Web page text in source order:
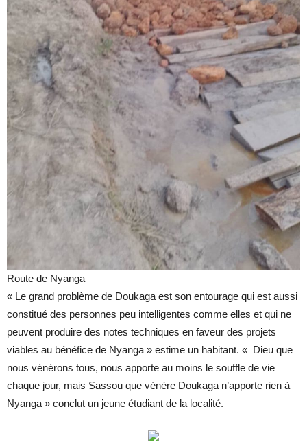
Route de Nyanga
« Le grand problème de Doukaga est son entourage qui est aussi
constitué des personnes peu intelligentes comme elles et qui ne
peuvent produire des notes techniques en faveur des projets
viables au bénéfice de Nyanga » estime un habitant. « Dieu que
nous vénérons tous, nous apporte au moins le souffle de vie
chaque jour, mais Sassou que vénère Doukaga n’apporte rien à
Nyanga » conclut un jeune étudiant de la localité.